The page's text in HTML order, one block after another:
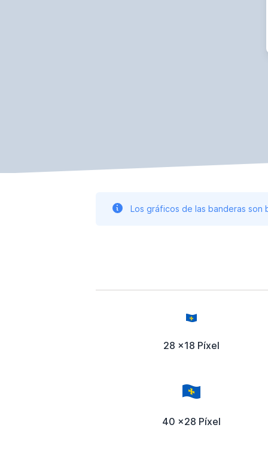
Los gráficos de las banderas
28 x18 Píxel
40 x28 Píxel